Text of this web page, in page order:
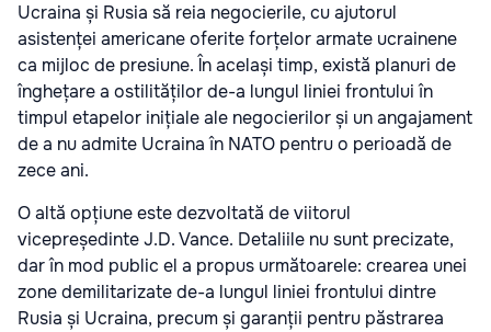
Ucraina și Rusia să reia negocierile, cu ajutorul
asistenței americane oferite forțelor armate ucrainene
ca mijloc de presiune. În același timp, există planuri de
înghețare a ostilităților de-a lungul liniei frontului în
timpul etapelor inițiale ale negocierilor și un angajament
de a nu admite Ucraina în NATO pentru o perioadă de
zece ani.
O altă opțiune este dezvoltată de viitorul
vicepreședinte J.D. Vance. Detaliile nu sunt precizate,
dar în mod public el a propus următoarele: crearea unei
zone demilitarizate de-a lungul liniei frontului dintre
Rusia și Ucraina, precum și garanții pentru păstrarea